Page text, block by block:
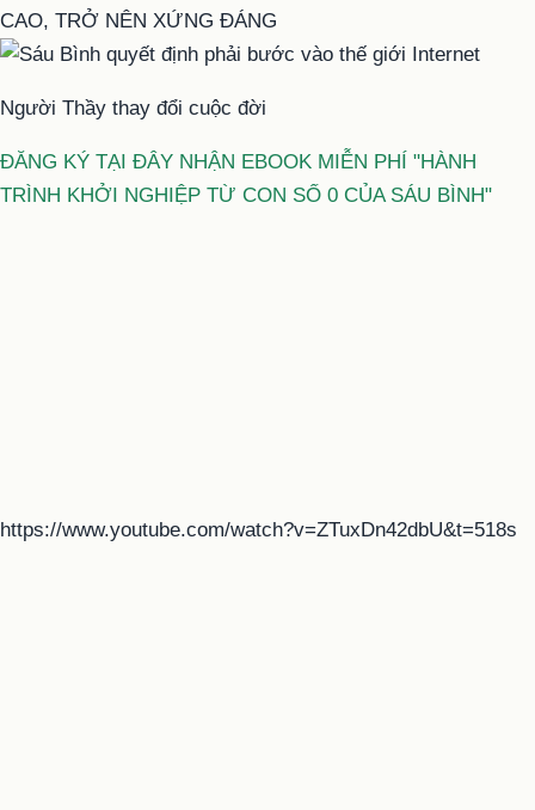
CAO, TRỞ NÊN XỨNG ĐÁNG
Người Thầy thay đổi cuộc đời
ĐĂNG KÝ TẠI ĐÂY NHẬN EBOOK MIỄN PHÍ "HÀNH
TRÌNH KHỞI NGHIỆP TỪ CON SỐ 0 CỦA SÁU BÌNH"
https://www.youtube.com/watch?v=ZTuxDn42dbU&t=518s